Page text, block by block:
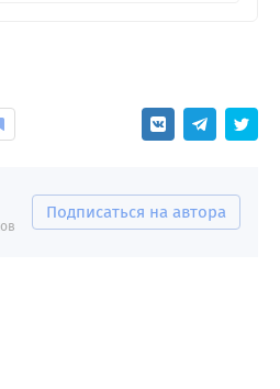
Подписаться на автора